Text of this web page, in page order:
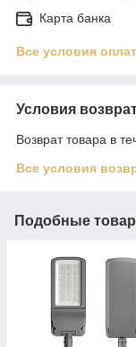
Карта банка
Все условия
Условия
Возврат товара в
Все условия
Подобные